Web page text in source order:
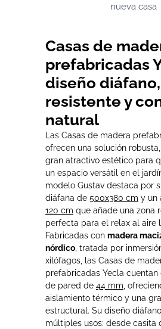
nueva casa
Casas de
prefabricadas
diseño diáfano,
resistente y
natural
Las Casas de madera
ofrecen una solución
gran atractivo estético para
un espacio versátil en el
modelo Gustav destaca por
diáfana de 500x380 cm y un
120 cm que añade una zona
perfecta para el relax al aire
Fabricadas con madera
nórdico , tratada por
xilófagos, las Casas de
prefabricadas Yecla cuentan
de pared de 44 mm ,
aislamiento térmico y una
estructural. Su diseño
múltiples usos: desde casita